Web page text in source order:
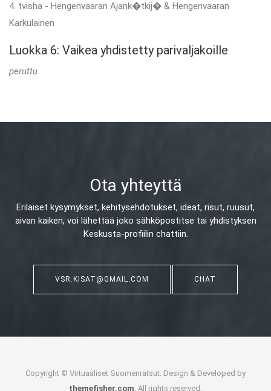
4. tvisha - Hengenvaaran Ajank�tkij� & Hengenvaaran
Karkulainen
Luokka 6: Vaikea yhdistetty parivaljakoille
peruttu
Ota yhteyttä
Erilaiset kysymykset, kehitysehdotukset, ideat, risut, ruusut,
aivan kaiken, voi lähettää joko sähköpostitse tai yhdistyksen
Keskusta-profiilin chattiin.
VSR.KISAT@GMAIL.COM CHAT
Copyright © Virtuaaliset Suomenratsut. Design & Developed by
themefisher.com. All rights reserved.